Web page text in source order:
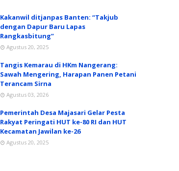
Kakanwil ditjanpas Banten: “Takjub
dengan Dapur Baru Lapas
Rangkasbitung”
Agustus 20, 2025
Tangis Kemarau di HKm Nangerang:
Sawah Mengering, Harapan Panen Petani
Terancam Sirna
Agustus 03, 2026
Pemerintah Desa Majasari Gelar Pesta
Rakyat Peringati HUT ke-80 RI dan HUT
Kecamatan Jawilan ke-26
Agustus 20, 2025